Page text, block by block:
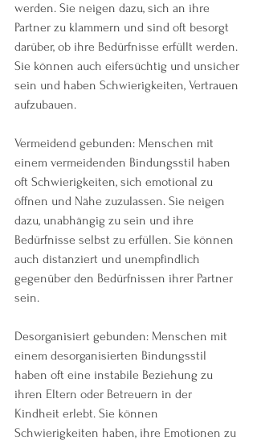
werden. Sie neigen dazu, sich an ihre
Partner zu klammern und sind oft besorgt
darüber, ob ihre Bedürfnisse erfüllt werden.
Sie können auch eifersüchtig und unsicher
sein und haben Schwierigkeiten, Vertrauen
aufzubauen.
Vermeidend gebunden: Menschen mit
einem vermeidenden Bindungsstil haben
oft Schwierigkeiten, sich emotional zu
öffnen und Nähe zuzulassen. Sie neigen
dazu, unabhängig zu sein und ihre
Bedürfnisse selbst zu erfüllen. Sie können
auch distanziert und unempfindlich
gegenüber den Bedürfnissen ihrer Partner
sein.
Desorganisiert gebunden: Menschen mit
einem desorganisierten Bindungsstil
haben oft eine instabile Beziehung zu
ihren Eltern oder Betreuern in der
Kindheit erlebt. Sie können
Schwierigkeiten haben, ihre Emotionen zu